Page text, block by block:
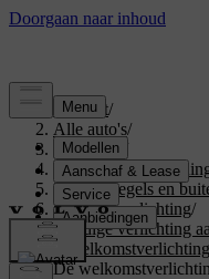
Support/
Alle auto's/
V60 2026
Zicht, spiegels en
Exterieurverlichting/
Handige verlichting
Welkomstverlichting
De